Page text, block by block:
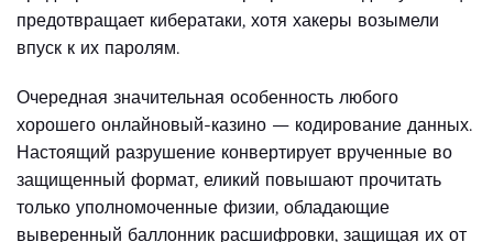
предотвращает кибератаки, хотя хакеры возымели
впуск к их паролям.
Очередная значительная особенность любого
хорошего онлайновый-казино — кодирование данных.
Настоящий разрушение конвертирует врученные во
защищенный формат, еликий повышают прочитать
только уполномоченные физии, обладающие
выверенный баллонник расшифровки, защищая их от